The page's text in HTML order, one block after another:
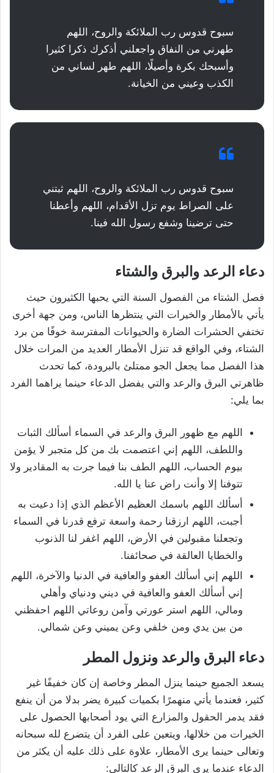
سبوح قدوس رب الملائكة والروح، اللهم
طهرني من النفاق واجعلني أذكرك ذكرا كثيرا
وأسبحك بكرة وأصيلًا، اللهم طهر لساني من
الكذب وعيني من الخيانة.
سبوح قدوس رب الملائكة والروح، اللهم ثبتني
على الصراط يوم تزل الأقدام، اللهم وأعطنا
حتى ترضينا وشفع رسول الله فينا.
دعاء الرعد والبرق والشتاء
فصل الشتاء من الفصول السنة التي يحبها الكثيرون حيث
يأتي بالأمطار والخيرات التي ينتظرها الناس، ومن جهة أخرى
تختفي الحشرات الضارة والحيوانات المفترسة خوفًا من برد
الشتاء، وفي الواقع قد تنزل الأمطار العديد من المرات خلال
هذا الفصل مما يجعل الجو ممتلئ بالبرودة، كما تحدث
ظاهرتي البرق والرعد والتي يفضل الدعاء حينما يراهما الفرد
بما يلي:
اللهم مع ظهور البرق والرعد في السماء أسألك الثبات
واللطف، اللهم إني اعتصمت بك من كل متجبر لا يؤمن
بيوم الحساب، اللهم الطف بنا فيما جرت به المقادير ولا
تتوفنا إلا وأنت راض عنا يا الله.
أسألك اللهم باسمك العظيم الأعظم الذي إذا دعيت به
أجبت، اللهم ارزقنا رحمة واسعة ترفع قدرنا في السماء
وتجعلنا مقبولين في الأرض، اللهم اغفر لنا الذنوب
والخطايا العالقة في صحائفنا.
اللهم إني أسألك العفو والعافية في الدنيا والآخرة، اللهم
إني أسألك العفو والعافية في ديني ودنياي وأهلي
ومالي، اللهم استر عورتي وآمن روعاتي اللهم احفظني
من بين يدي ومن خلفي وعن يميني وعن شمالي.
دعاء البرق والرعد ونزول المطر
يسعد الجميع حينما ينزل المطر وخاصة إن كان خفيفًا غير
كثير، فعندما يأتي منهمرًا بكميات كبيرة يضر بدلا من أن ينفع
فقد يدمر الحقول والمزارع التي يود أصحابها الحصول على
الخيرات من خلالها، ويتعين على الفرد أن يتضرع لله سبحانه
وتعالى حينما يرى الأمطار، علاوة على ذلك عليه أن يكثر من
الدعاء عندما يرى البرق الرعد كالتالي: